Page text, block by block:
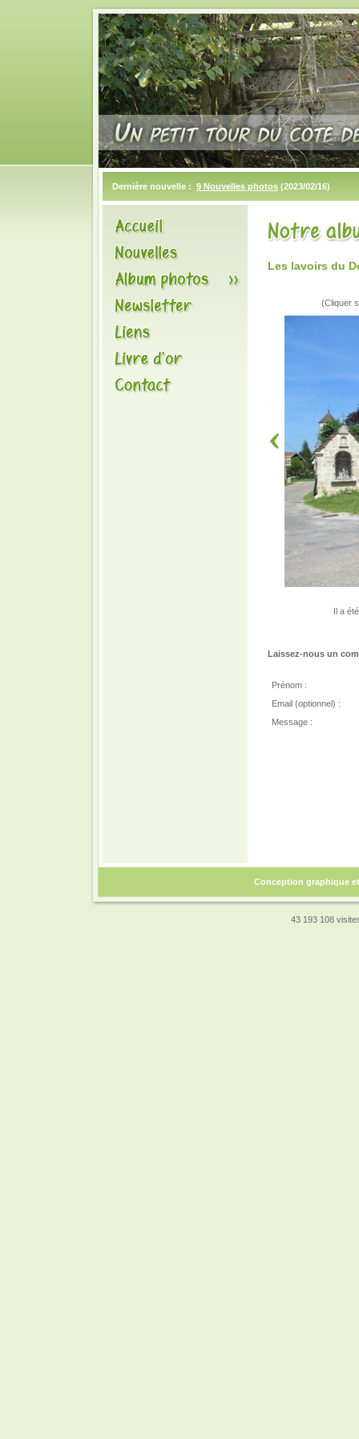
Dernière nouvelle : 9 Nouvelles photos (2023/02/16)
Les lavoirs du
(Cliquer
Il a
Laissez-nous un
Prénom :
Email (optionnel) :
Message :
Conception graphique
43 193 108